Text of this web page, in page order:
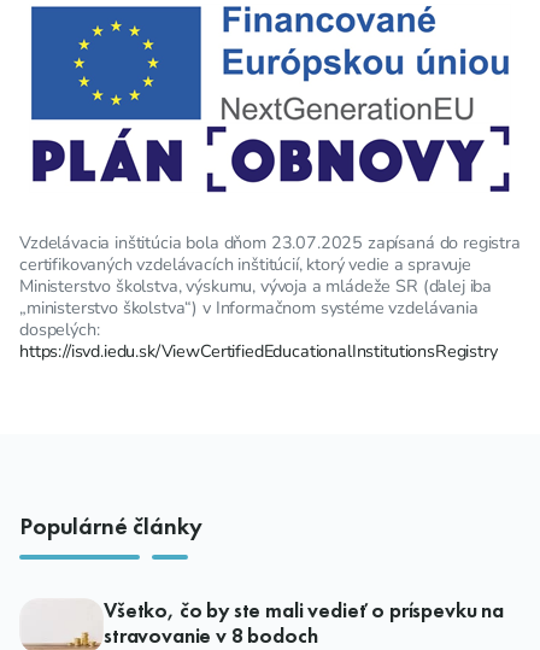
Vzdelávacia inštitúcia bola dňom 23.07.2025 zapísaná do registra
certifikovaných vzdelávacích inštitúcií, ktorý vedie a spravuje
Ministerstvo školstva, výskumu, vývoja a mládeže SR (ďalej iba
„ministerstvo školstva“) v Informačnom systéme vzdelávania
dospelých:
https://isvd.iedu.sk/ViewCertifiedEducationalInstitutionsRegistry
Populárné články
Všetko, čo by ste mali vedieť o príspevku na
stravovanie v 8 bodoch